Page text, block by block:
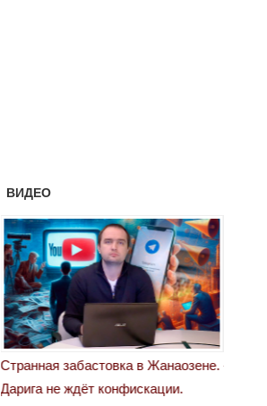
ВИДЕО
«Новый Казахстан не говорит всей
правды»